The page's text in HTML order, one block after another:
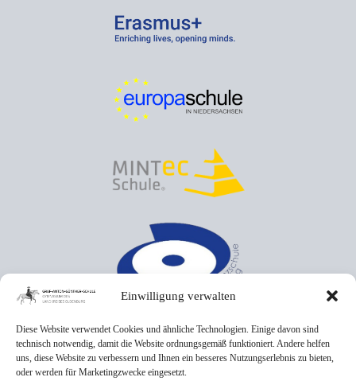
Einwilligung verwalten
Diese Website verwendet Cookies und ähnliche Technologien. Einige davon sind
technisch notwendig, damit die Website ordnungsgemäß funktioniert. Andere helfen
uns, diese Website zu verbessern und Ihnen ein besseres Nutzungserlebnis zu bieten,
oder werden für Marketingzwecke eingesetzt.